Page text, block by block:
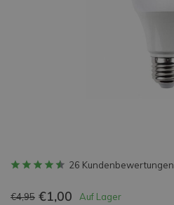
26 Kundenbewertungen
€4,95 €1,00 Auf Lager